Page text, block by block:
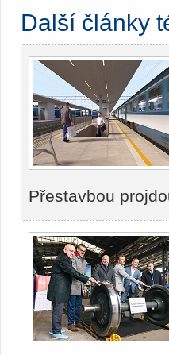
Další články
Přestavbou